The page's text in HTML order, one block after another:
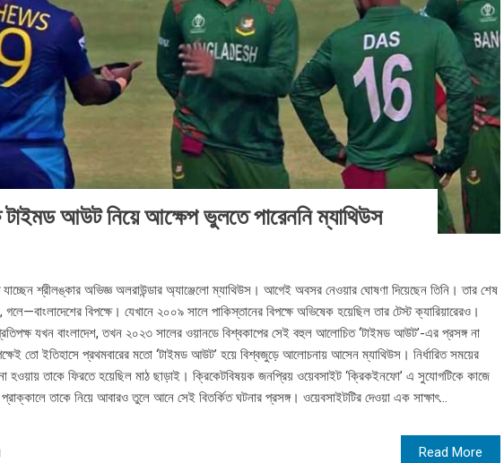
টাইমড আউট নিয়ে আক্ষেপ ভুলতে পারেননি ম্যাথিউস
যাচ্ছেন শ্রীলঙ্কার অভিজ্ঞ অলরাউন্ডার অ্যাঞ্জেলো ম্যাথিউস। আগেই অবসর নেওয়ার ঘোষণা দিয়েছেন তিনি। তার শেষ
বিপক্ষে। যেখানে ২০০৯ সালে পাকিস্তানের বিপক্ষে অভিষেক হয়েছিল তার টেস্ট ক্যারিয়ারেরও।
যখন বাংলাদেশ, তখন ২০২৩ সালের ওয়ানডে বিশ্বকাপের সেই বহুল আলোচিত ‘টাইমড আউট’-এর প্রসঙ্গ না
তো ইতিহাসে প্রথমবারের মতো ‘টাইমড আউট’ হয়ে বিশ্বজুড়ে আলোচনায় আসেন ম্যাথিউস। নির্ধারিত সময়ের
হওয়ায় তাকে ফিরতে হয়েছিল মাঠ ছাড়াই। ক্রিকেটবিষয়ক জনপ্রিয় ওয়েবসাইট ‘ক্রিকইনফো’ এ সুযোগটিকে কাজে
প্রাক্কালে তাকে নিয়ে আবারও তুলে আনে সেই বিতর্কিত ঘটনার প্রসঙ্গ। ওয়েবসাইটটির দেওয়া এক সাক্ষাৎ...
Read More